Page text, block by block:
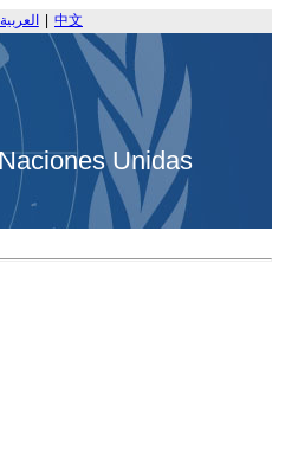
العربية 中文
Unidas